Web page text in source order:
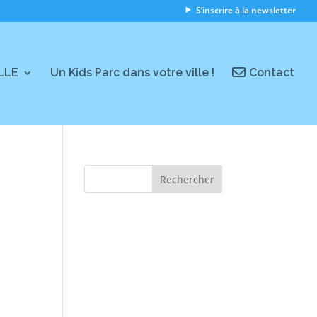
S’inscrire à la newsletter
Un Kids Parc dans votre ville ! Contact